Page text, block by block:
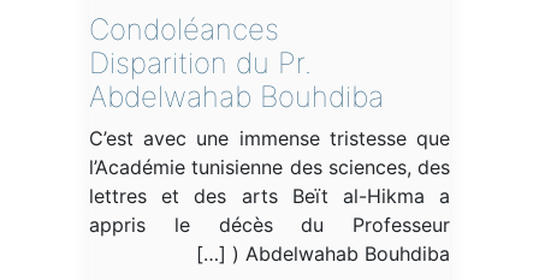
Condoléances
Disparition du Pr.
Abdelwahab Bouhdiba
C’est avec une immense tristesse que
l’Académie tunisienne des sciences, des
lettres et des arts Beït al-Hikma a
appris le décès du Professeur
Abdelwahab Bouhdiba ( […]